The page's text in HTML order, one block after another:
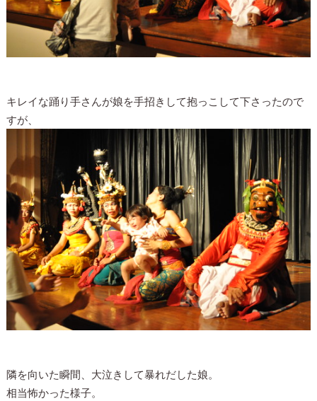
キレイな踊り手さんが娘を手招きして抱っこして下さったので
すが、
隣を向いた瞬間、大泣きして暴れだした娘。
相当怖かった様子。